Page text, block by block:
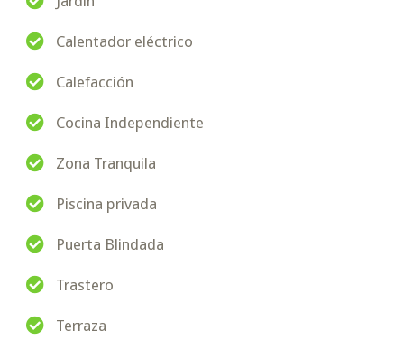
Calentador eléctrico
Calefacción
Cocina Independiente
Zona Tranquila
Piscina privada
Puerta Blindada
Trastero
Terraza